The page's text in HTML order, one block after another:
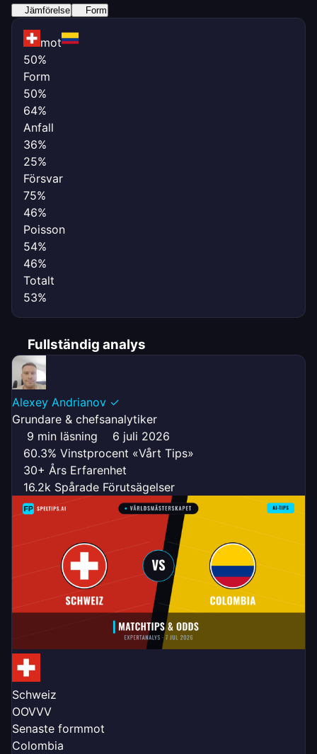
Jämförelse Form
mot
50%
Form
50%
64%
Anfall
36%
25%
Försvar
75%
46%
Poisson
54%
46%
Totalt
53%
Fullständig analys
Alexey Andrianov ✓
Grundare & chefsanalytiker
9 min läsning
6 juli 2026
60.3% Vinstprocent «Vårt Tips»
30+ Års Erfarenhet
16.2k Spårade Förutsägelser
Schweiz
OOVVV
Senaste formmot
Colombia